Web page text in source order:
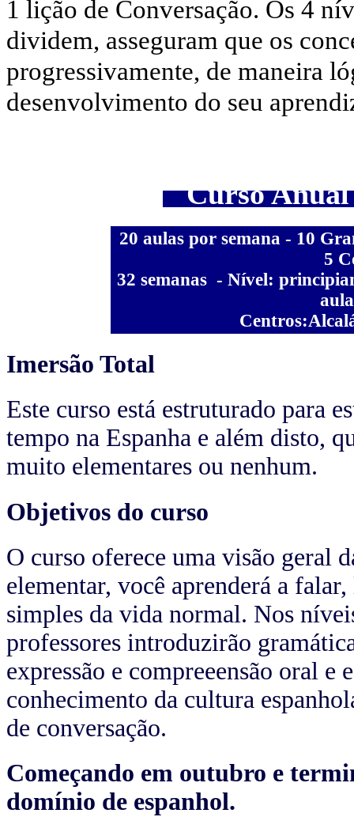
1 lição de Conversação. Os 4
dividem, asseguram que os
progressivamente, de maneira
desenvolvimento do seu
Curso Anual
20 aulas por semana - 10
5
32 semanas - Nível:
Imersão Total
Este curso está estruturado para
tempo na Espanha e além disto,
muito elementares ou nenhum.
Objetivos do curso
O curso oferece uma visão geral
elementar, você aprenderá a
simples da vida normal. Nos
professores introduzirão
expressão e compreeensão oral
conhecimento da cultura
de conversação.
Começando em outubro e
domínio de espanhol.